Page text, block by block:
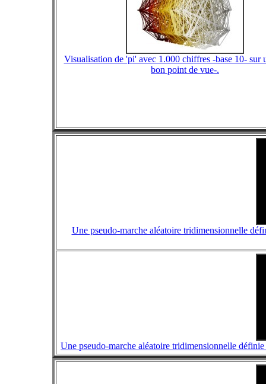
Visualisation de 'pi' avec 1.000 chiffres -base 10- sur
bon point de vue-.
Une pseudo-marche aléatoire tridimensionnelle
Une pseudo-marche aléatoire tridimensionnelle